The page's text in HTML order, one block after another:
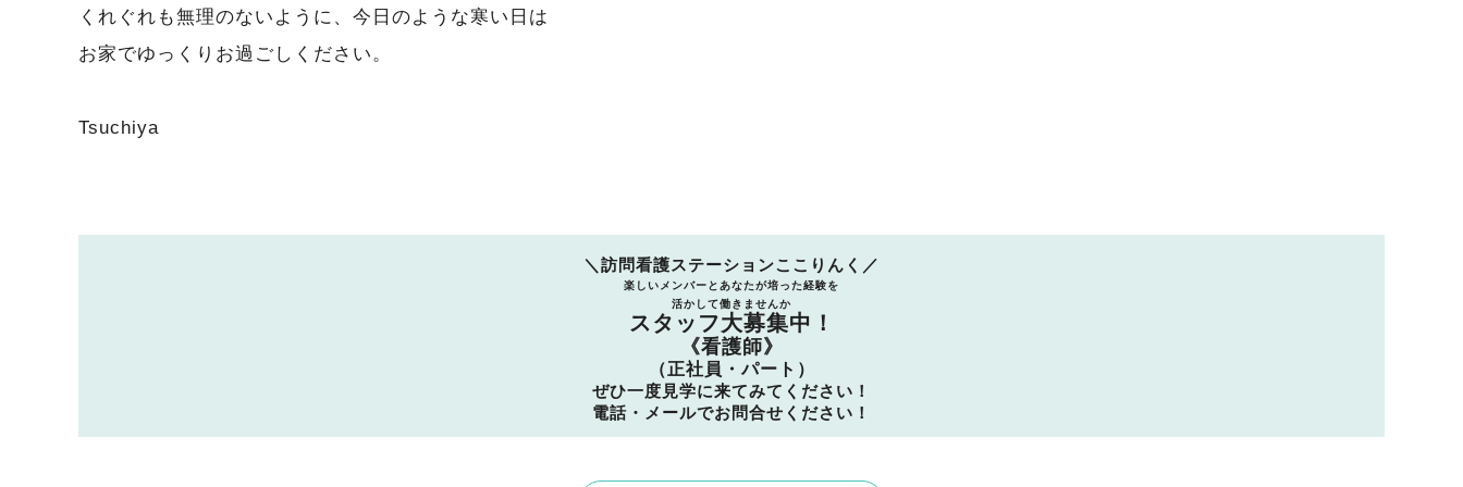
くれぐれも無理のないように、今日のような寒い日は
お家でゆっくりお過ごしください。
Tsuchiya
＼訪問看護ステーションここりんく／
楽しいメンバーとあなたが培った経験を
活かして働きませんか
スタッフ大募集中！
《看護師》
（正社員・パート）
ぜひ一度見学に来てみてください！
電話・メールでお問合せください！